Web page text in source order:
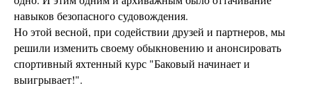
навыков безопасного судовождения.
Но этой весной, при содействии друзей и партнеров, мы
решили изменить своему обыкновению и анонсировать
спортивный яхтенный курс "Баковый начинает и
выигрывает!".